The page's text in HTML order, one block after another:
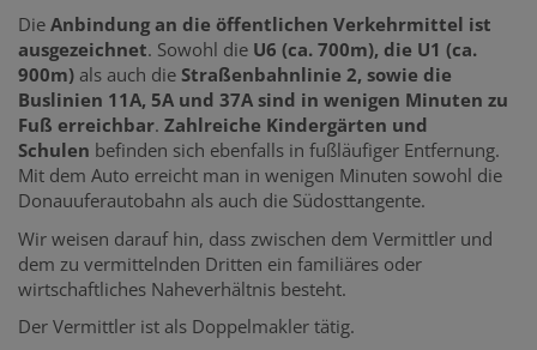
Die Anbindung an die öffentlichen Verkehrmittel ist
ausgezeichnet. Sowohl die U6 (ca. 700m), die U1 (ca.
900m) als auch die Straßenbahnlinie 2, sowie die
Buslinien 11A, 5A und 37A sind in wenigen Minuten zu
Fuß erreichbar. Zahlreiche Kindergärten und
Schulen befinden sich ebenfalls in fußläufiger Entfernung.
Mit dem Auto erreicht man in wenigen Minuten sowohl die
Donauuferautobahn als auch die Südosttangente.
Wir weisen darauf hin, dass zwischen dem Vermittler und
dem zu vermittelnden Dritten ein familiäres oder
wirtschaftliches Naheverhältnis besteht.
Der Vermittler ist als Doppelmakler tätig.